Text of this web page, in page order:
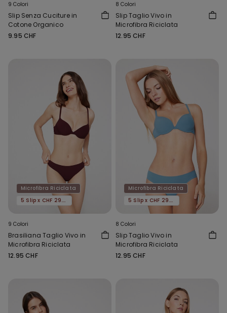
9 Colori
Slip Senza Cuciture in
Cotone Organico
9.95 CHF
8 Colori
Slip Taglio Vivo in
Microfibra Riciclata
12.95 CHF
Microfibra Riciclata
5 Slip x CHF 29.90
9 Colori
Brasiliana Taglio Vivo in
Microfibra Riciclata
12.95 CHF
Microfibra Riciclata
5 Slip x CHF 29.90
8 Colori
Slip Taglio Vivo in
Microfibra Riciclata
12.95 CHF